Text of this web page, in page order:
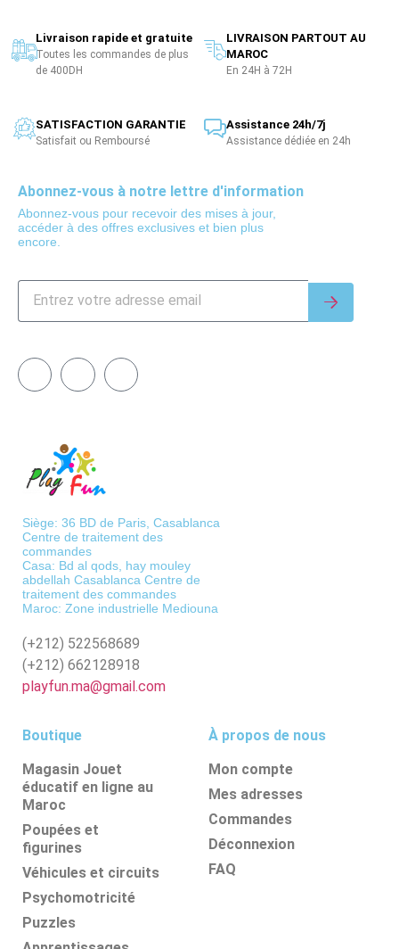
Livraison rapide et gratuite
Toutes les commandes de plus
de 400DH
LIVRAISON PARTOUT AU
MAROC
En 24H à 72H
SATISFACTION GARANTIE
Satisfait ou Remboursé
Assistance 24h/7j
Assistance dédiée en 24h
Abonnez-vous à notre lettre d'information
Abonnez-vous pour recevoir des mises à jour,
accéder à des offres exclusives et bien plus
encore.
Siège: 36 BD de Paris, Casablanca
Centre de traitement des
commandes
Casa: Bd al qods, hay mouley
abdellah Casablanca Centre de
traitement des commandes
Maroc: Zone industrielle Mediouna
(+212) 522568689
(+212) 662128918
playfun.ma@gmail.com
Boutique
Magasin Jouet
éducatif en ligne au
Maroc
Poupées et
figurines
Véhicules et circuits
Psychomotricité
Puzzles
À propos de nous
Mon compte
Mes adresses
Commandes
Déconnexion
FAQ